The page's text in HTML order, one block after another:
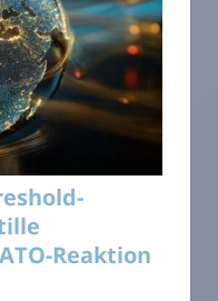
Reaktion